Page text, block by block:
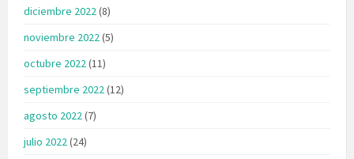
diciembre 2022(8)
noviembre 2022(5)
octubre 2022(11)
septiembre 2022(12)
agosto 2022(7)
julio 2022(24)